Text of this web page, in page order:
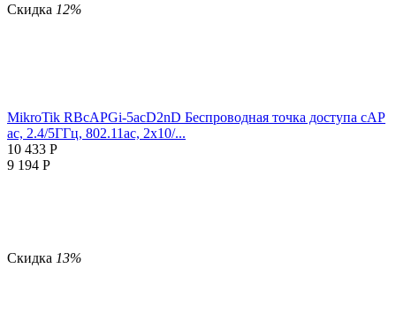
Скидка 12%
MikroTik RBcAPGi-5acD2nD Беспроводная точка доступа cAP
ac, 2.4/5ГГц, 802.11ac, 2х10/...
10 433 Р
9 194 Р
Скидка 13%